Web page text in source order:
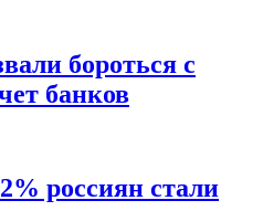
бороться с
банков
россиян стали